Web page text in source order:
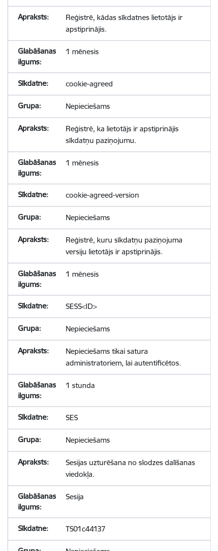
Reģistrē, kādas sīkdatnes lietotājs ir
apstiprinājis.
1 mēnesis
cookie-agreed
Nepieciešams
Reģistrē, ka lietotājs ir apstiprinājis
sīkdatņu paziņojumu.
1 mēnesis
cookie-agreed-version
Nepieciešams
Reģistrē, kuru sīkdatņu paziņojuma
versiju lietotājs ir apstiprinājis.
1 mēnesis
SESS<ID>
Nepieciešams
Nepieciešams tikai satura
administratoriem, lai autentificētos.
1 stunda
SES
Nepieciešams
Sesijas uzturēšana no slodzes dalīšanas
viedokļa.
Sesija
TS01c44137